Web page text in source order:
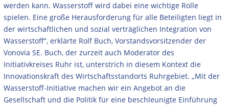
werden kann. Wasserstoff wird dabei eine wichtige Rolle
spielen. Eine große Herausforderung für alle Beteiligten liegt in
der wirtschaftlichen und sozial verträglichen Integration von
Wasserstoff“, erklärte Rolf Buch, Vorstandsvorsitzender der
Vonovia SE. Buch, der zurzeit auch Moderator des
Initiativkreises Ruhr ist, unterstrich in diesem Kontext die
Innovationskraft des Wirtschaftsstandorts Ruhrgebiet. „Mit der
Wasserstoff-Initiative machen wir ein Angebot an die
Gesellschaft und die Politik für eine beschleunigte Einführung